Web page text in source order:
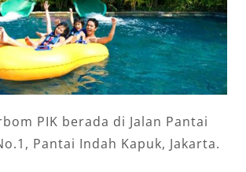
PIK berada di Jalan Pantai
Pantai Indah Kapuk, Jakarta.